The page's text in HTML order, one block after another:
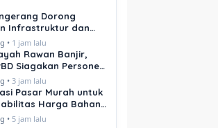
Dorong
Infrastruktur dan
• 1 jam lalu
Rawan Banjir,
Siagakan Personel
•3 jam lalu
Pasar Murah untuk
Harga Bahan
• 5 jam lalu